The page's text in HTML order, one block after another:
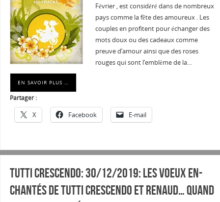
Février , est considéré dans de nombreux
pays comme la fête des amoureux . Les
couples en profitent pour échanger des
mots doux ou des cadeaux comme
preuve d’amour ainsi que des roses
rouges qui sont l’emblème de la…
EN SAVOIR PLUS …
Partager :
X Facebook E-mail
Tutti Crescendo: 30/12/2019: Les voeux en-
chantés de TUTTI CRESCENDO et Renaud… Quand